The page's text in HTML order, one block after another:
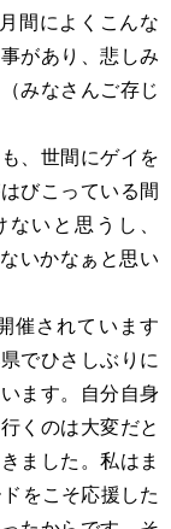
間によくこんな
があり、悲しみ
みなさんご存じ
、世間にゲイを
びこっている間
いと思うし、
いかなぁと思い
催されています
でひさしぶりに
ます。自分自身
くのは大変だと
ました。私はま
をこそ応援した